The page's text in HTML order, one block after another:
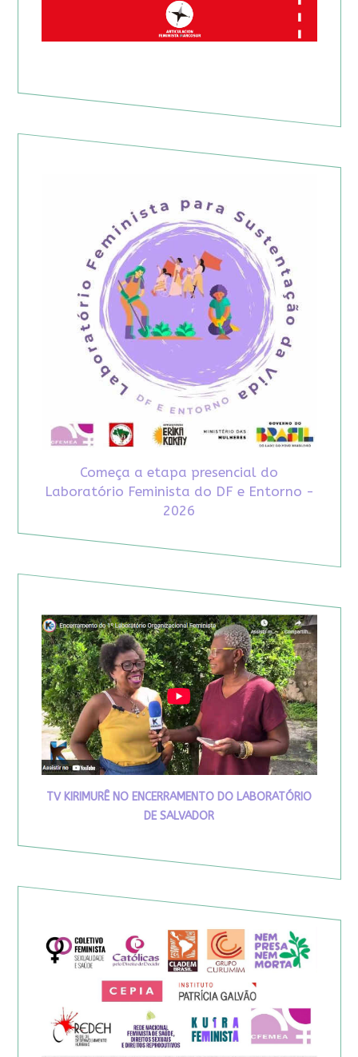
Começa a etapa presencial do
Laboratório Feminista do DF e Entorno -
2026
TV KIRIMURÊ NO ENCERRAMENTO DO LABORATÓRIO
DE SALVADOR